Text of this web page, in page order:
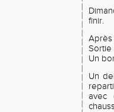
finir.
Sortie
Un
Un
avec